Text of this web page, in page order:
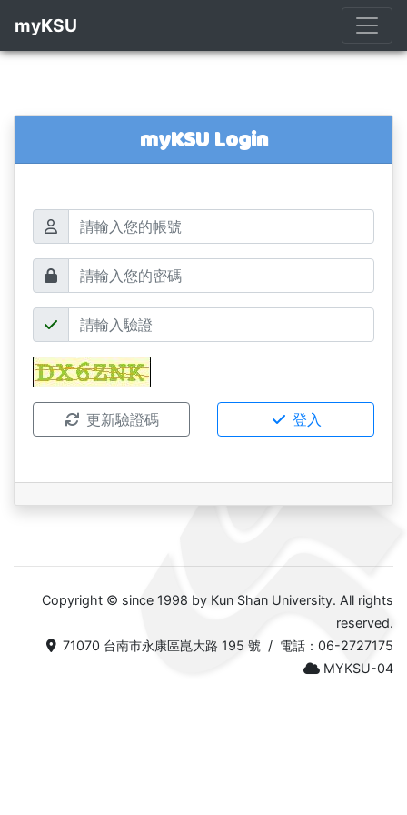
myKSU
myKSU Login
帳號
密碼
驗證碼
更新驗證碼 登入
Copyright © since 1998 by Kun Shan University. All rights
reserved.
71070 台南市永康區崑大路 195 號 / 電話：06-2727175
MYKSU-04